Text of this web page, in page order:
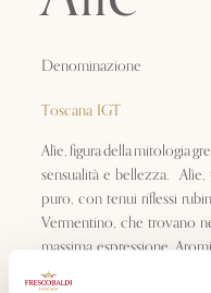
Denominazione
Toscana IGT
Alìe, figura della mitologia
sensualità e bellezza.
puro, con tenui riflessi
Vermentino, che trovano
massima espressione.
bucce di agrumi si